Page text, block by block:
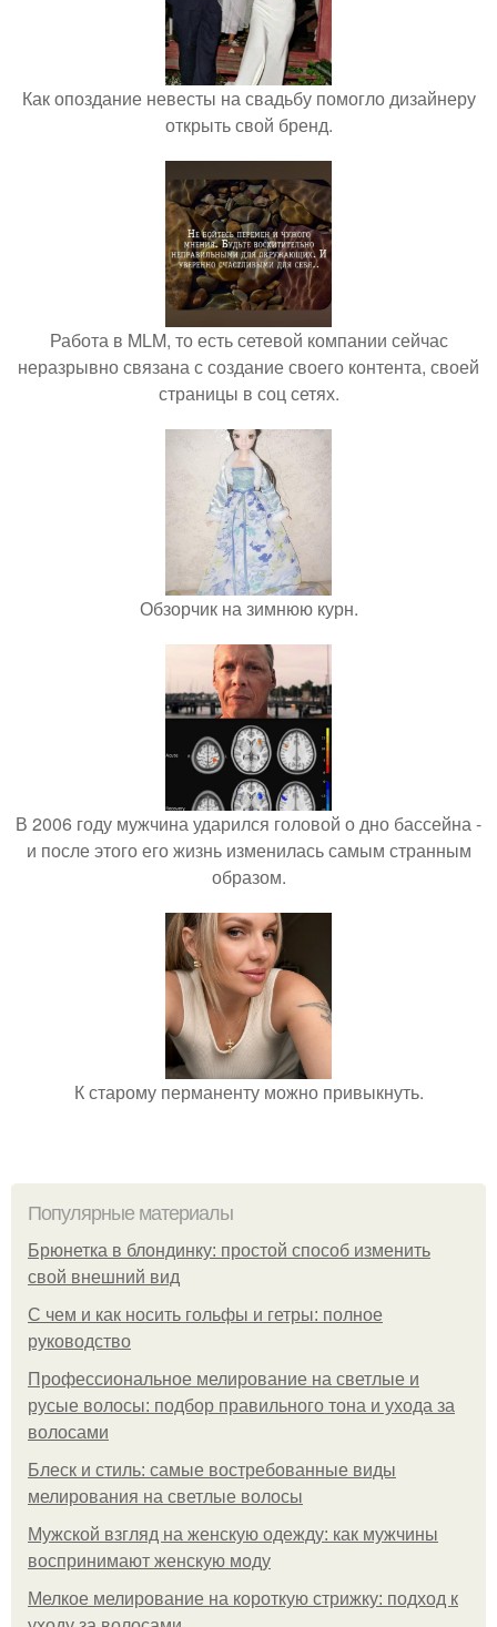
Как опоздание невесты на свадьбу помогло дизайнеру
открыть свой бренд.
Работа в MLM, то есть сетевой компании сейчас
неразрывно связана с создание своего контента, своей
страницы в соц сетях.
Обзорчик на зимнюю курн.
В 2006 году мужчина ударился головой о дно бассейна -
и после этого его жизнь изменилась самым странным
образом.
К старому перманенту можно привыкнуть.
Популярные материалы
Брюнетка в блондинку: простой способ изменить
свой внешний вид
С чем и как носить гольфы и гетры: полное
руководство
Профессиональное мелирование на светлые и
русые волосы: подбор правильного тона и ухода за
волосами
Блеск и стиль: самые востребованные виды
мелирования на светлые волосы
Мужской взгляд на женскую одежду: как мужчины
воспринимают женскую моду
Мелкое мелирование на короткую стрижку: подход к